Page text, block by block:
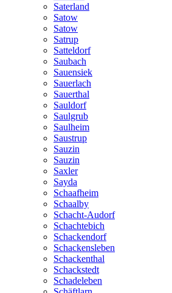
Saterland
Satow
Satow
Satrup
Satteldorf
Saubach
Sauensiek
Sauerlach
Sauerthal
Sauldorf
Saulgrub
Saulheim
Saustrup
Sauzin
Sauzin
Saxler
Sayda
Schaafheim
Schaalby
Schacht-Audorf
Schachtebich
Schackendorf
Schackensleben
Schackenthal
Schackstedt
Schadeleben